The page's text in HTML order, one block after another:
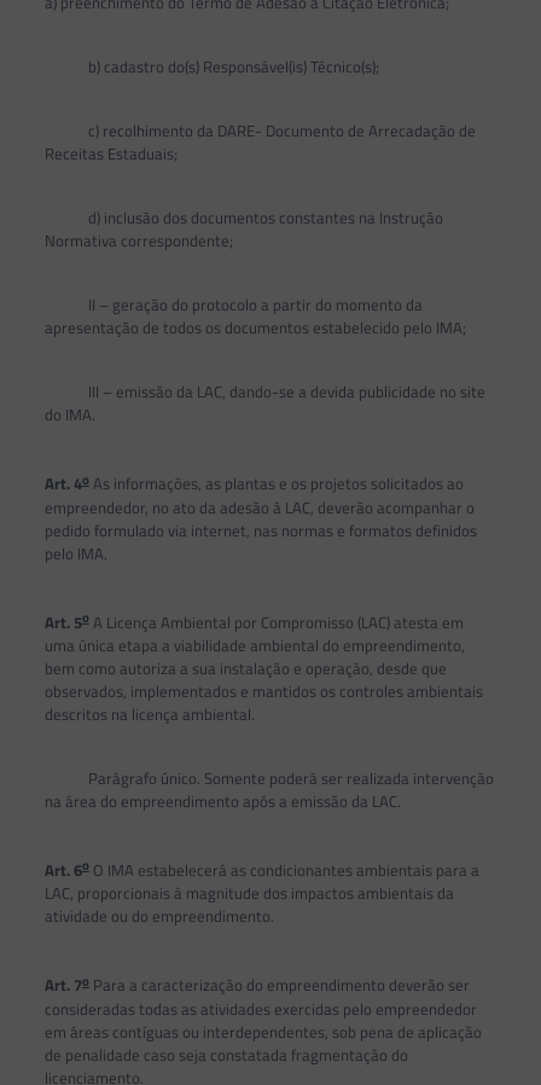
b) cadastro do(s) Responsável(is) Técnico(s);
c) recolhimento da DARE- Documento de Arrecadação de
Receitas Estaduais;
d) inclusão dos documentos constantes na Instrução
Normativa correspondente;
II – geração do protocolo a partir do momento da
apresentação de todos os documentos estabelecido pelo IMA;
III – emissão da LAC, dando-se a devida publicidade no site
do IMA.
Art. 4oAs informações, as plantas e os projetos solicitados ao
empreendedor, no ato da adesão à LAC, deverão acompanhar o
pedido formulado via internet, nas normas e formatos definidos
pelo IMA.
Art. 5oA Licença Ambiental por Compromisso (LAC) atesta em
uma única etapa a viabilidade ambiental do empreendimento,
bem como autoriza a sua instalação e operação, desde que
observados, implementados e mantidos os controles ambientais
descritos na licença ambiental.
Parágrafo único. Somente poderá ser realizada intervenção
na área do empreendimento após a emissão da LAC.
Art. 6oO IMA estabelecerá as condicionantes ambientais para a
LAC, proporcionais à magnitude dos impactos ambientais da
atividade ou do empreendimento.
Art. 7oPara a caracterização do empreendimento deverão ser
consideradas todas as atividades exercidas pelo empreendedor
em áreas contíguas ou interdependentes, sob pena de aplicação
de penalidade caso seja constatada fragmentação do
licenciamento.